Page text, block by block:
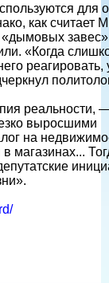
для
как считает
завес»
«Когда
реагировать,
реальности,
выросшими
на
магазинах...